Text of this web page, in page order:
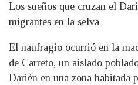
Los sueños que cruzan el
migrantes en la selva
El naufragio ocurrió en la
de Carreto, un aislado
Darién en una zona habitada